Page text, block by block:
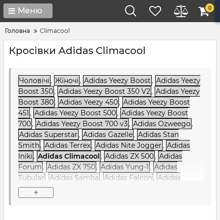
Меню 0
Головна Climacool
Кросівки Adidas Climacool
Чоловічі , Жіночі , Adidas Yeezy Boost , Adidas Yeezy
Boost 350, Adidas Yeezy Boost 350 V2, Adidas Yeezy
Boost 380, Adidas Yeezy 450, Adidas Yeezy Boost
451 , Adidas Yeezy Boost 500, Adidas Yeezy Boost
700, Adidas Yeezy Boost 700 v3, Adidas Ozweego ,
Adidas Superstar , Adidas Gazelle, Adidas Stan
Smith, Adidas Terrex, Adidas Nite Jogger , Adidas
Iniki , Adidas Climacool , Adidas ZX 500, Adidas
Forum , Adidas ZX 750, Adidas Yung-1 , Adidas
Tubular , Adidas Samba , Adidas Falcon , Adidas
Sharks,Adidas Ozelia
NMD,Adidas NiteBall
+